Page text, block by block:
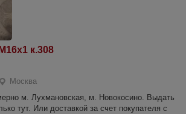
к.308
Москва
м. Лухмановская, м. Новокосино. Выдать
тут. Или доставкой за счет покупателя с